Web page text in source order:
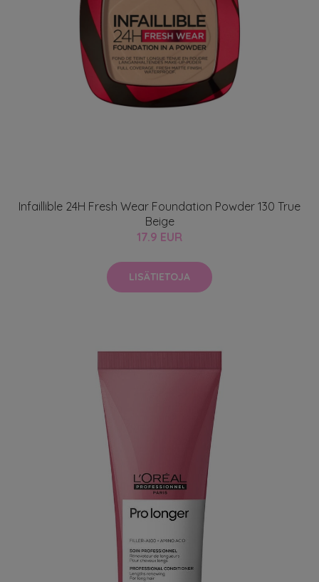
Infaillible 24H Fresh Wear Foundation Powder 130 True
Beige
17.9 EUR
LISÄTIETOJA